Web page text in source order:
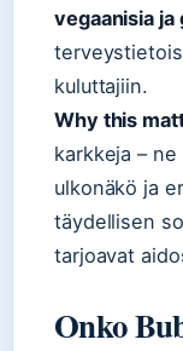
vegaanisia
kuluttajiin.
Why this
karkkeja –
ulkonäkö ja
täydellisen
tarjoavat
Onko